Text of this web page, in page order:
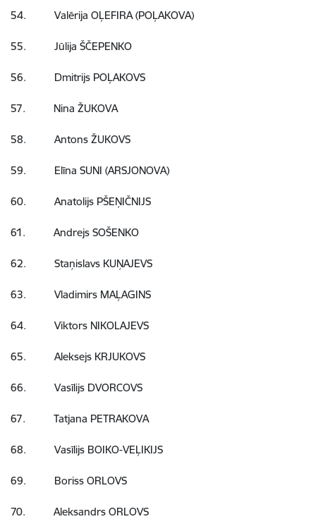
54. Valērija OĻEFIRA (POĻAKOVA)
55. Jūlija ŠČEPENKO
56. Dmitrijs POĻAKOVS
57. Nina ŽUKOVA
58. Antons ŽUKOVS
59. Elīna SUNI (ARSJONOVA)
60. Anatolijs PŠEŅIČNIJS
61. Andrejs SOŠENKO
62. Staņislavs KUŅAJEVS
63. Vladimirs MAĻAGINS
64. Viktors NIKOLAJEVS
65. Aleksejs KRJUKOVS
66. Vasīlijs DVORCOVS
67. Tatjana PETRAKOVA
68. Vasīlijs BOIKO-VEĻIKIJS
69. Boriss ORLOVS
70. Aleksandrs ORLOVS